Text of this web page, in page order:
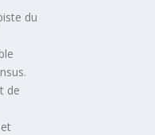
du
de